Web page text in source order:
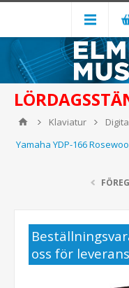
Klaviatur
Yamaha YDP-166
oss för